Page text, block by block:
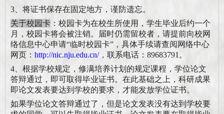
3、将证书保存在固定地方，谨防遗忘。
关于校园卡 ： 校园卡为在校生所使用，学生毕业后约一个
月，校园卡将会被注销。届时仍需留校者，请提前向校网
络信息中心申请“临时校园卡”，具体手续请查阅网络中心
网页： http://nic.nju.edu.cn/，联系电话： 89683791。
4、根据学校规定，修满培养计划的规定课程，学位论文
答辩通过，即可取得毕业证书。在此基础之上，科研成果
即论文发表要达到学校的要求，才能发放学位证书。
如果学位论文答辩通过了，但是论文发表没有达到学校要